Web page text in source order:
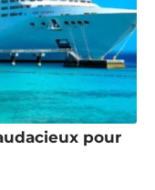
pour